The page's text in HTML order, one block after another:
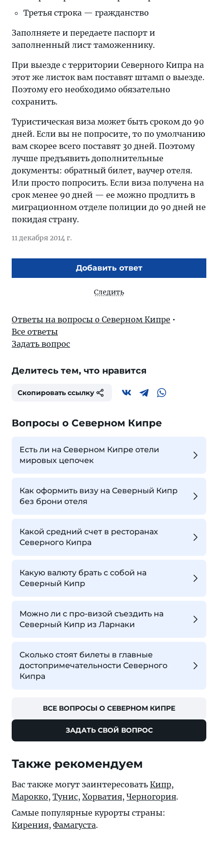
Третья строка — гражданство
Заполняете и передаете паспорт и
заполненный лист таможеннику.
При выезде с территории Северного Кипра на
этот же листок вам поставят штамп о выезде.
Поэтому его необходимо обязательно
сохранить.
Туристическая виза может быть сроком до 90
дней. Если вы не попросите, то по умолчанию
вам скорее всего поставят 30 дней. Поэтому
лучше предъявить дополнительные
документы: обратный билет, ваучер отеля.
Или просто попросить. Если виза получена на
срок менее 90 дней — ее можно продлить в
миграционном отделе полиции до 90 дней не
покидая страну.
11 декабря 2014 г.
Добавить ответ
Следить
Ответы на вопросы о Северном Кипре •
Все ответы
Задать вопрос
Делитесь тем, что нравится
Скопировать ссылку
Вопросы о Северном Кипре
Есть ли на Северном Кипре отели
мировых цепочек
Как оформить визу на Северный Кипр
без брони отеля
Какой средний счет в ресторанах
Северного Кипра
Какую валюту брать с собой на
Северный Кипр
Можно ли с про-визой съездить на
Северный Кипр из Ларнаки
Сколько стоят билеты в главные
достопримечательности Северного
Кипра
ВСЕ ВОПРОСЫ О СЕВЕРНОМ КИПРЕ
ЗАДАТЬ СВОЙ ВОПРОС
Также рекомендуем
Вас также могут заинтересовать Кипр,
Марокко, Тунис, Хорватия, Черногория.
Самые популярные курорты страны:
Кирения, Фамагуста.